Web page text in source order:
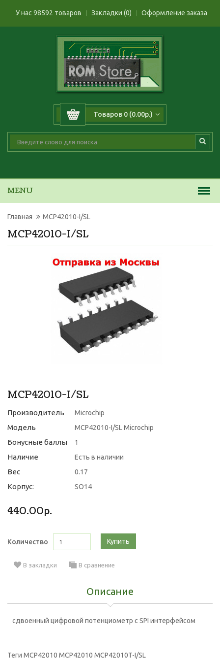
У нас 98592 товаров Закладки (0) Оформление заказа
Товаров 0 (0.00р.)
MENU
MCP42010-I/SL
Главная MCP42010-I/SL
MCP42010-I/SL
Производитель Microchip
Модель MCP42010-I/SL Microchip
Бонусные баллы 1
Наличие Есть в наличии
Вес 0.17
Корпус: SO14
440.00р.
Количество Купить
В закладки В сравнение
Описание
сдвоенный цифровой потенциометр с SPI интерфейсом
Теги MCP42010 МСР42010 MCP42010T-I/SL